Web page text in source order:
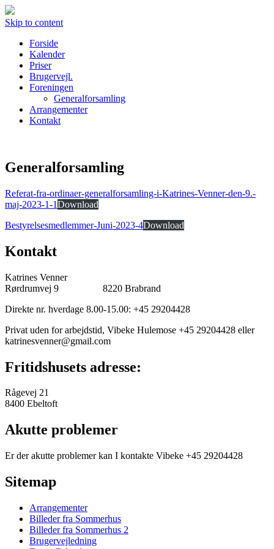
Skip to content
Forside
Kalender
Priser
Brugervejl.
Foreningen
Generalforsamling
Arrangementer
Kontakt
Generalforsamling
Referat-fra-ordinaer-generalforsamling-i-Katrines-Venner-den-9.-
maj-2023-1-1Download
Bestyrelsesmedlemmer-Juni-2023-4Download
Kontakt
Katrines Venner
Rørdrumvej 9 8220 Brabrand
Direkte nr. hverdage 8.00-15.00: +45 29204428
Privat uden for arbejdstid, Vibeke Hulemose +45 29204428 eller
katrinesvenner@gmail.com
Fritidshusets adresse:
Rågevej 21
8400 Ebeltoft
Akutte problemer
Er der akutte problemer kan I kontakte Vibeke +45 29204428
Sitemap
Arrangementer
Billeder fra Sommerhus
Billeder fra Sommerhus 2
Brugervejledning